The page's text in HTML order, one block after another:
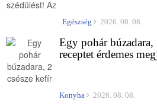
Egészség 2026. 08. 08.
Egy pohár búzadara,
receptet érdemes
Konyha 2026. 08. 08.